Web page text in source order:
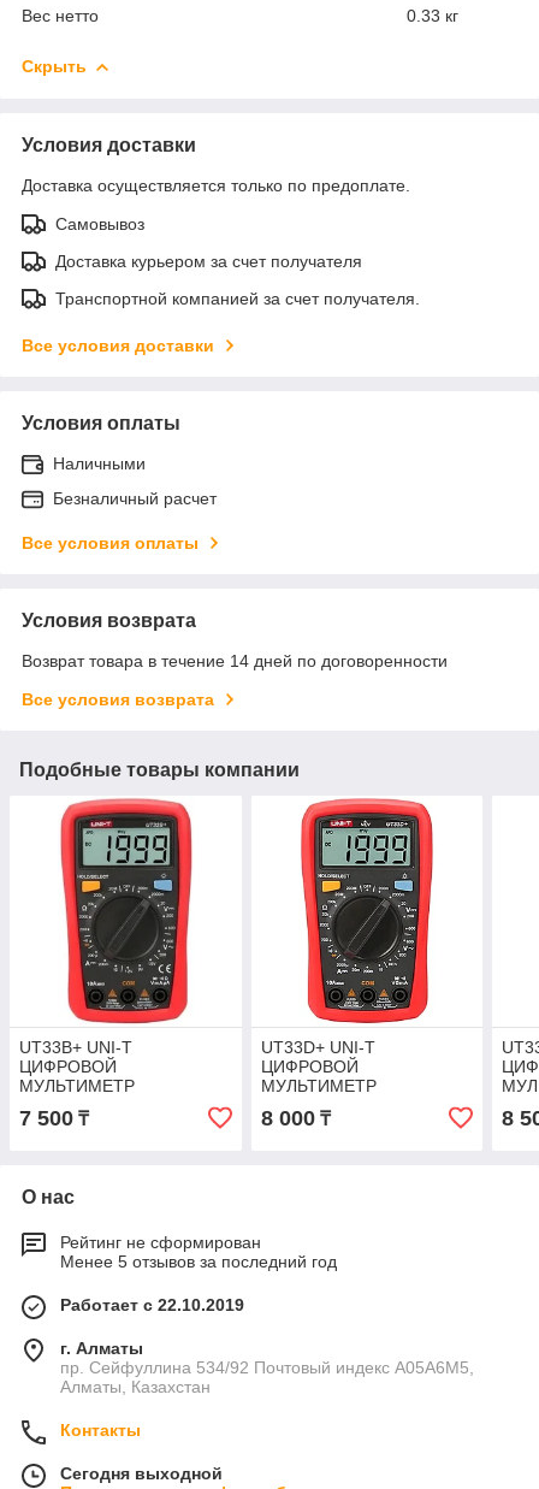
Вес нетто 0.33 кг
Скрыть
Условия доставки
Доставка осуществляется только по предоплате.
Самовывоз
Доставка курьером за счет получателя
Транспортной компанией за счет получателя.
Все условия доставки
Условия оплаты
Наличными
Безналичный расчет
Все условия оплаты
Условия возврата
Возврат товара в течение 14 дней по договоренности
Все условия возврата
Подобные товары компании
UT33B+ UNI-T
ЦИФРОВОЙ
МУЛЬТИМЕТР
(маленького размера)
(ТЕСТЕР)
7 500 ₸
UT33D+ UNI-T
ЦИФРОВОЙ
МУЛЬТИМЕТР
(маленького размера)
(ТЕСТЕР)
8 000₸ 8
О нас
Рейтинг не сформирован
Менее 5 отзывов за последний год
Работает с 22.10.2019
г. Алматы
пр. Сейфуллина 534/92 Почтовый индекс A05A6M5,
Алматы, Казахстан
Контакты
Сегодня выходной